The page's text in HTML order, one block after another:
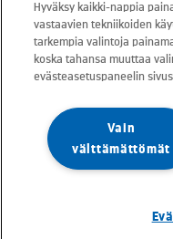
yhteystiedoissa
Tietosuoja
Tietoturvapolitiikka
Hyväksy kaikki-nappia
vastaavien tekniikoiden
tarkempia valintoja
koska tahansa muuttaa
evästeasetuspaneelin
Vain
välttämättömät